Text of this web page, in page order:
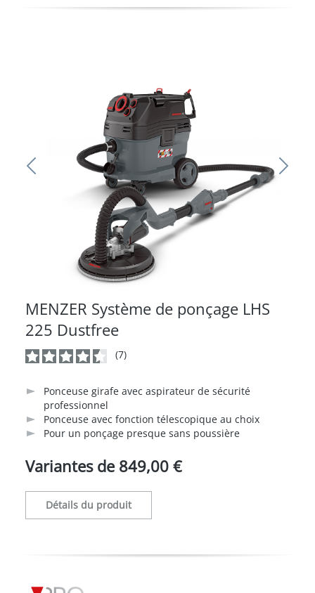
MENZER Système de ponçage LHS
225 Dustfree
(7)
Ponceuse girafe avec aspirateur de sécurité
professionnel
Ponceuse avec fonction télescopique au choix
Pour un ponçage presque sans poussière
Variantes de 849,00 €
Détails du produit